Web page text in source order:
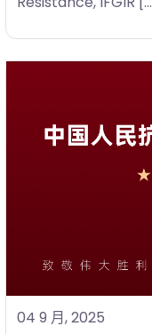
04 9 月, 2025